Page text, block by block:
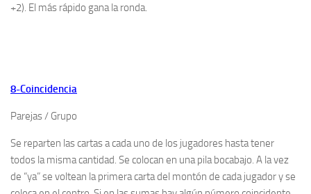
+2). El más rápido gana la ronda.
8-Coincidencia
Parejas / Grupo
Se reparten las cartas a cada uno de los jugadores hasta tener
todos la misma cantidad. Se colocan en una pila bocabajo. A la vez
de “ya” se voltean la primera carta del montón de cada jugador y se